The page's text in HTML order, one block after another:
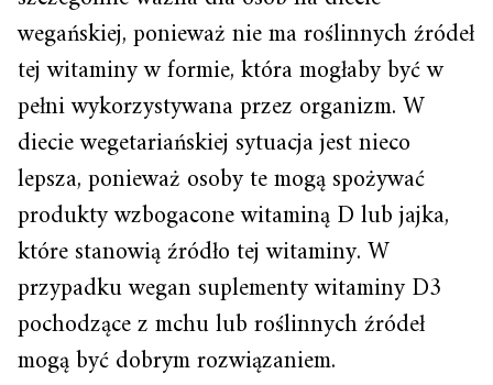
wegańskiej, ponieważ nie ma roślinnych źródeł
tej witaminy w formie, która mogłaby być w
pełni wykorzystywana przez organizm. W
diecie wegetariańskiej sytuacja jest nieco
lepsza, ponieważ osoby te mogą spożywać
produkty wzbogacone witaminą D lub jajka,
które stanowią źródło tej witaminy. W
przypadku wegan suplementy witaminy D3
pochodzące z mchu lub roślinnych źródeł
mogą być dobrym rozwiązaniem.